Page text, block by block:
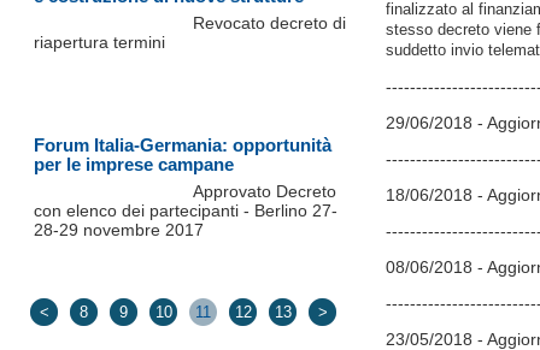
finalizzato al
stesso decreto
suddetto invio
29/06/2018 -
18/06/2018 -
08/06/2018 -
23/05/2018 -
Revocato decreto di
riapertura termini
Forum Italia-Germania: opportunità
per le imprese campane
Approvato Decreto
con elenco dei partecipanti - Berlino 27-
28-29 novembre 2017
< 8 9 10 11 12 13 >